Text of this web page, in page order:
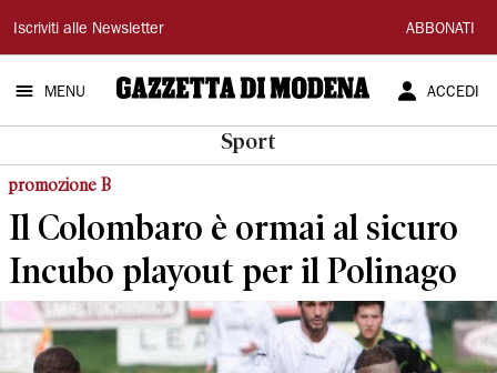
Gazzetta
di
Modena
Iscriviti alle Newsletter ABBONATI
MENU ACCEDI
Sport
promozione B
Il Colombaro è ormai al sicuro
Incubo playout per il Polinago